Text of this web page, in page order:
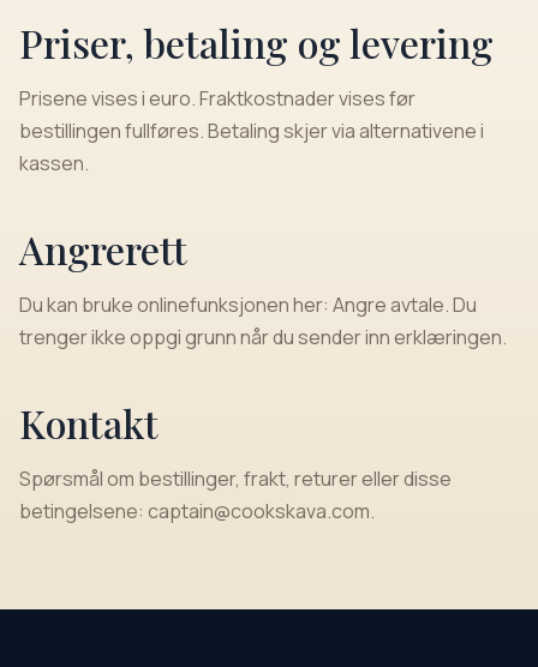
Priser, betaling og levering
Prisene vises i euro. Fraktkostnader vises før
bestillingen fullføres. Betaling skjer via alternativene i
kassen.
Angrerett
Du kan bruke onlinefunksjonen her: Angre avtale. Du
trenger ikke oppgi grunn når du sender inn erklæringen.
Kontakt
Spørsmål om bestillinger, frakt, returer eller disse
betingelsene: captain@cookskava.com.